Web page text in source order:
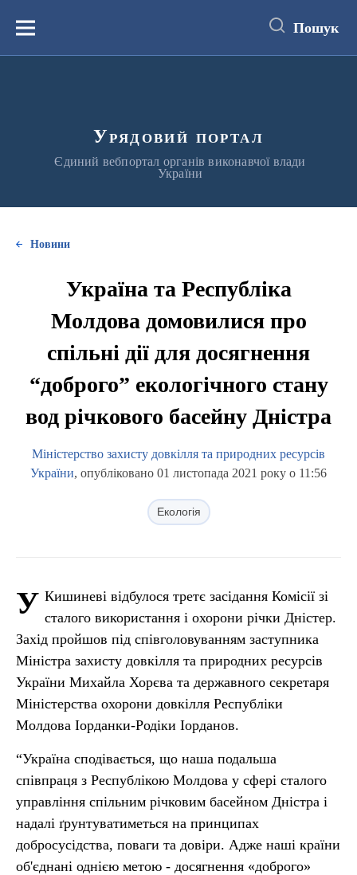
вмістуМеню Пошук
Урядовий портал
Єдиний вебпортал органів виконавчої влади
України
Новини
Україна та Республіка
Молдова домовилися про
спільні дії для досягнення
“доброго” екологічного стану
вод річкового басейну Дністра
Міністерство захисту довкілля та природних ресурсів
України, опубліковано 01 листопада 2021 року о 11:56
Екологія
У Кишиневі відбулося третє засідання Комісії зі
сталого використання і охорони річки Дністер.
Захід пройшов під співголовуванням заступника
Міністра захисту довкілля та природних ресурсів
України Михайла Хорєва та державного секретаря
Міністерства охорони довкілля Республіки
Молдова Іорданки-Родіки Іорданов.
“Україна сподівається, що наша подальша
співпраця з Республікою Молдова у сфері сталого
управління спільним річковим басейном Дністра і
надалі ґрунтуватиметься на принципах
добросусідства, поваги та довіри. Адже наші країни
об'єднані однією метою - досягнення «доброго»